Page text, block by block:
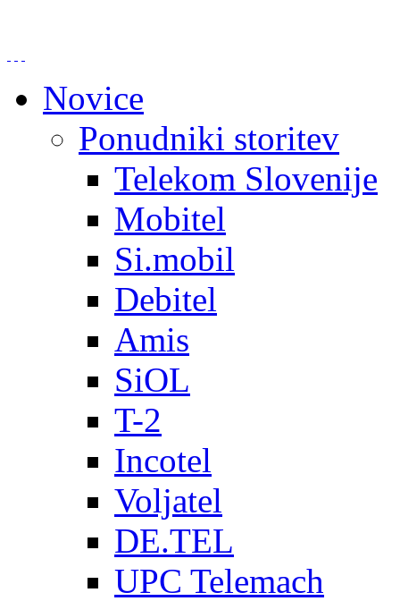
Novice
Ponudniki storitev
Telekom Slovenije
Mobitel
Si.mobil
Debitel
Amis
SiOL
T-2
Incotel
Voljatel
DE.TEL
UPC Telemach